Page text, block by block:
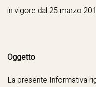
in vigore dal 25 marzo
Oggetto
La presente Informativa